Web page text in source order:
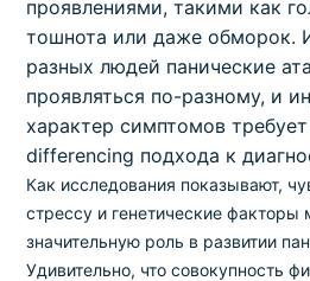
проявлениями, такими как
тошнота или даже обморок.
разных людей панические
проявляться по-разному, и
характер симптомов
differencing подхода к
Как исследования показывают,
стрессу и генетические факторы
значительную роль в развитии
Удивительно, что совокупность